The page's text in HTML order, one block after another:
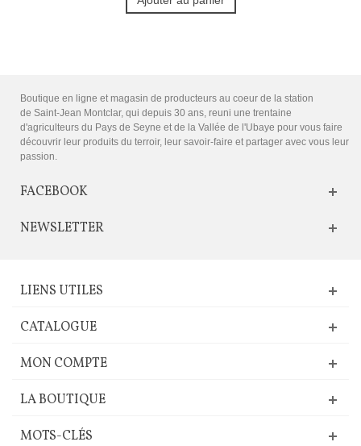
Boutique en ligne et magasin de producteurs au coeur de la station
de Saint-Jean Montclar, qui depuis 30 ans, reuni une trentaine
d'agriculteurs du Pays de Seyne et de la Vallée de l'Ubaye pour vous faire
découvrir leur produits du terroir, leur savoir-faire et partager avec vous leur
passion.
FACEBOOK
NEWSLETTER
LIENS UTILES
CATALOGUE
MON COMPTE
LA BOUTIQUE
MOTS-CLÉS